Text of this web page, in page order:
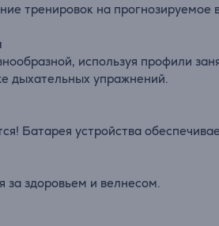
тренировок на прогнозируемое
используя профили
дыхательных упражнений.
Батарея устройства
здоровьем и велнесом.